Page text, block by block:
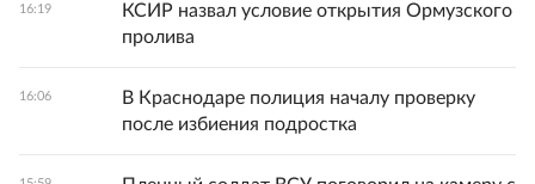
16:19
КСИР назвал условие открытия Ормузского
пролива
16:06
В Краснодаре полиция началу проверку
после избиения подростка